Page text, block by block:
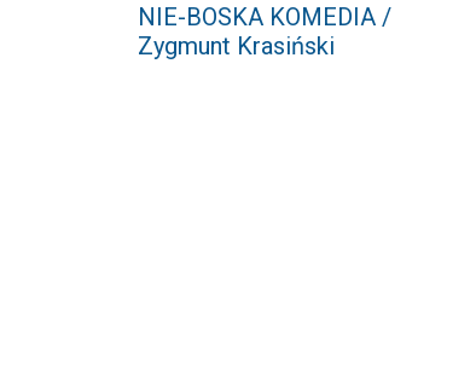
NIE-BOSKA KOMEDIA /
Zygmunt Krasiński